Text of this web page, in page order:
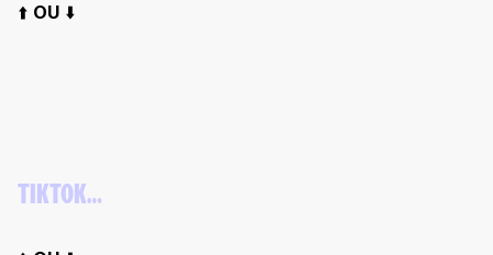
⬆️ OU ⬇️
TIKTOK…